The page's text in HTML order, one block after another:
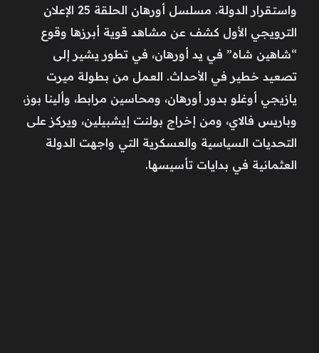
واستقرار الدولة. مسلسل أورهان الحلقة 25 الإعلان
الترويجي الأول كشف عن مشاهد قوية أبرزها وقوع
“شاهين شاه” في يد أورهان، في تطور يشير إلى
تصعيد خطير في الأحداث. العمل من بطولة ميرت
يازيجي أوغلو بدور أورهان، ومحاسين مرابط، وألينا بوز،
وباريس فالاي، ومن إخراج بولنت إيشبيلين، ويركز على
التحديات السياسية والعسكرية التي واجهت الدولة
العثمانية في بدايات تأسيسها.